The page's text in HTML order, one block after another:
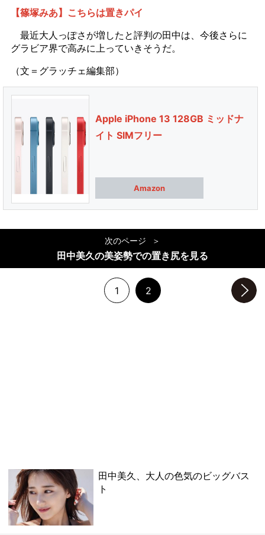
【篠塚みあ】こちらは置きパイ
最近大人っぽさが増したと評判の田中は、今後さらに
グラビア界で高みに上っていきそうだ。
（文＝グラッチェ編集部）
Apple iPhone 13 128GB ミッドナ
イト SIMフリー
Amazon
次のページ
田中美久の美姿勢での置き尻を見る
1 2
田中美久、大人の色気のビッグバス
ト